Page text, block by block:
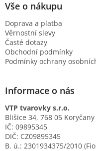
Vše o nákupu
Doprava a platba
Věrnostní slevy
Časté dotazy
Obchodní podmínky
Podmínky ochrany
Informace o nás
VTP tvarovky s.r.o.
Blišice 34, 768 05 Koryčany
IČ: 09895345
DIČ: CZ09895345
B. ú.: 2301934375/2010